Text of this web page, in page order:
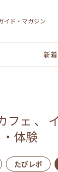
イド・マガジン
新着
フェ 、
体験
たびレポ